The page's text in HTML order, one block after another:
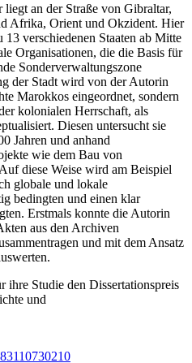
an der Straße von Gibraltar,
Afrika, Orient und Okzident. Hier
verschiedenen Staaten ab Mitte
Organisationen, die die Basis für
Sonderverwaltungszone
der Stadt wird von der Autorin
Marokkos eingeordnet, sondern
kolonialen Herrschaft, als
Diesen untersucht sie
Jahren und anhand
wie dem Bau von
diese Weise wird am Beispiel
globale und lokale
bedingten und einen klar
Erstmals konnte die Autorin
aus den Archiven
und mit dem Ansatz
ihre Studie den Dissertationspreis
und